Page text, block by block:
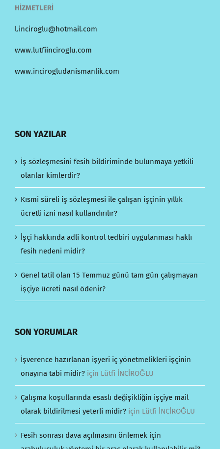
HİZMETLERİ
l.inciroglu@hotmail.com
www.lutfiinciroglu.com
www.incirogludanismanlik.com
SON YAZILAR
İş sözleşmesini fesih bildiriminde bulunmaya yetkili
olanlar kimlerdir?
Kısmi süreli iş sözleşmesi ile çalışan işçinin yıllık
ücretli izni nasıl kullandırılır?
İşçi hakkında adli kontrol tedbiri uygulanması haklı
fesih nedeni midir?
Genel tatil olan 15 Temmuz günü tam gün çalışmayan
işçiye ücreti nasıl ödenir?
SON YORUMLAR
İşverence hazırlanan işyeri iç yönetmelikleri işçinin
onayına tabi midir? için Lütfi İNCİROĞLU
Çalışma koşullarında esaslı değişikliğin işçiye mail
olarak bildirilmesi yeterli midir? için Lütfi İNCİROĞLU
Fesih sonrası dava açılmasını önlemek için